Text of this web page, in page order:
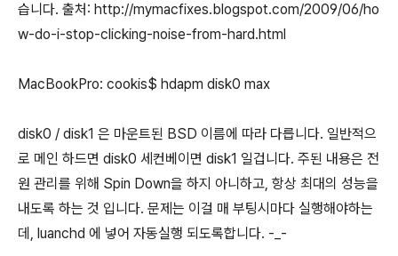
습니다. 출처: http://mymacfixes.blogspot.com/2009/06/ho
w-do-i-stop-clicking-noise-from-hard.html
MacBookPro: cookis$ hdapm disk0 max
disk0 / disk1 은 마운트된 BSD 이름에 따라 다릅니다. 일반적으
로 메인 하드면 disk0 세컨베이면 disk1 일겁니다. 주된 내용은 전
원 관리를 위해 Spin Down을 하지 아니하고, 항상 최대의 성능을
내도록 하는 것 입니다. 문제는 이걸 매 부팅시마다 실행해야하는
데, luanchd 에 넣어 자동실행 되도록합니다. -_-